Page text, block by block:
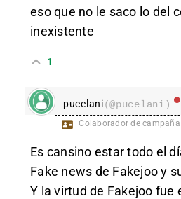
eso que no le saco lo del
inexistente
1
pucelani(@pucelani)
Colaborador de campaña
Es cansino estar todo el
Fake news de Fakejoo y
Y la virtud de Fakejoo fue